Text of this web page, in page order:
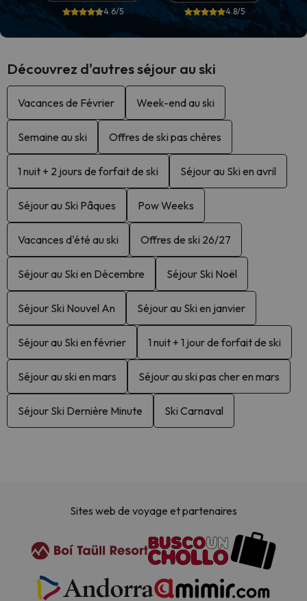
4.6/5 4.8/5
Découvrez d'autres séjour au ski
Vacances de Février Week-end au ski
Semaine au ski Offres de ski pas chères
1 nuit + 2 jours de forfait de ski Séjour au Ski en avril
Séjour au Ski Pâques Pow Weeks
Vacances d'été au ski Offres de ski 26/27
Séjour au Ski en Décembre Séjour Ski Noël
Séjour Ski Nouvel An Séjour au Ski en janvier
Séjour au Ski en février 1 nuit + 1 jour de forfait de ski
Séjour au ski en mars Séjour au ski pas cher en mars
Séjour Ski Dernière Minute Ski Carnaval
Sites web de voyage et partenaires